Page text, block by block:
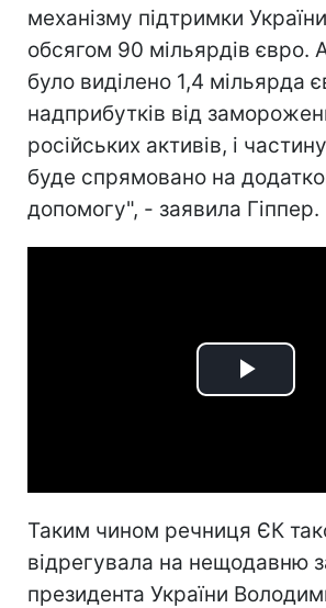
механізму підтримки
обсягом 90 мільярдів євро.
було виділено 1,4 мільярда
надприбутків від
російських активів, і
буде спрямовано на
допомогу", - заявила Гіппер.
Play
Таким чином речниця ЄК
відрегувала на нещодавню
президента України